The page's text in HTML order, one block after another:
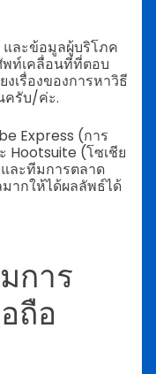
ละข้อมูลผู้บริโภค
ท์เคลื่อนที่ที่ตอบ
เรื่องของการหาวิธี
ครับ/ค่ะ.
Express (การ
Hootsuite (โซเชีย
ละทีมการตลาด
ากให้ได้ผลลัพธ์ได้
การ
ถือ